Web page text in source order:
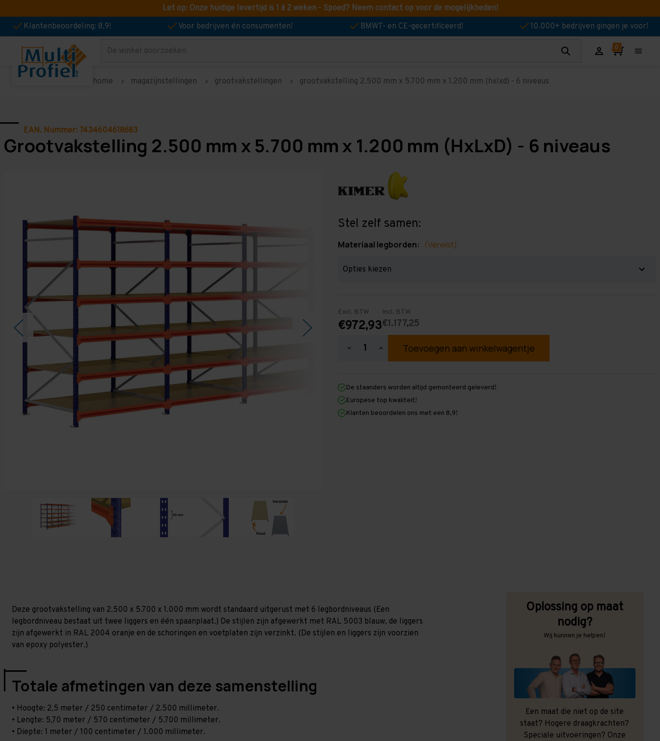
Let op: Onze huidige levertijd is 1 á 2 weken - Spoed? Neem contact op voor de mogelijkheden!
Klantenbeoordeling: 8,9!
Voor bedrijven én consumenten! BMWT- en CE-gecertificeerd! 10.000+ bedrijven gingen je voor!
Zoeken
home magazijnstellingen grootvakstellingen grootvakstelling 2.500 mm x 5.700 mm x 1.200 mm (hxlxd) - 6 niveaus
EAN. Nummer: 7434604618683
Grootvakstelling 2.500 mm x 5.700 mm x 1.200 mm (HxLxD) - 6 niveaus
Stel zelf samen:
Materiaal legborden: (Vereist)
Excl. BTW
€972,93
Incl. BTW
€1.177,25
Hoeveelheid
2.500
mm
x
5.700
mm
Hoeveelheid
verhogen
2.500
mm
x
5.700
mm
De staanders worden altijd gemonteerd geleverd!
Europese top kwaliteit!
Klanten beoordelen ons met een 8,9!
Deze grootvakstelling van 2.500 x 5.700 x 1.000 mm wordt standaard uitgerust met 6 legbordniveaus (Een
legbordniveau bestaat uit twee liggers en één spaanplaat.) De stijlen zijn afgewerkt met RAL 5003 blauw, de liggers
zijn afgewerkt in RAL 2004 oranje en de schoringen en voetplaten zijn verzinkt. (De stijlen en liggers zijn voorzien
van epoxy polyester.)
Totale afmetingen van deze samenstelling
• Hoogte: 2,5 meter / 250 centimeter / 2.500 millimeter.
• Lengte: 5,70 meter / 570 centimeter / 5.700 millimeter.
• Diepte: 1 meter / 100 centimeter / 1.000 millimeter.
Oplossing op maat
nodig?
Wij kunnen je helpen!
Een maat die niet op de site
staat? Hogere draagkrachten?
Speciale uitvoeringen? Onze